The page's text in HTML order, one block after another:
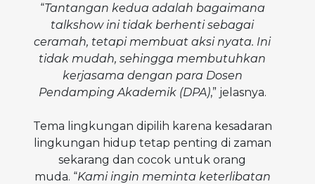
“Tantangan kedua adalah bagaimana
talkshow ini tidak berhenti sebagai
ceramah, tetapi membuat aksi nyata. Ini
tidak mudah, sehingga membutuhkan
kerjasama dengan para Dosen
Pendamping Akademik (DPA),” jelasnya.
Tema lingkungan dipilih karena kesadaran
lingkungan hidup tetap penting di zaman
sekarang dan cocok untuk orang
muda. “Kami ingin meminta keterlibatan